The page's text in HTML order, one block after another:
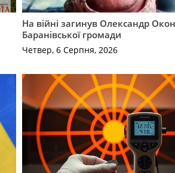
На війні загинув Олександр
Баранівської громади
Четвер, 6 Серпня, 2026